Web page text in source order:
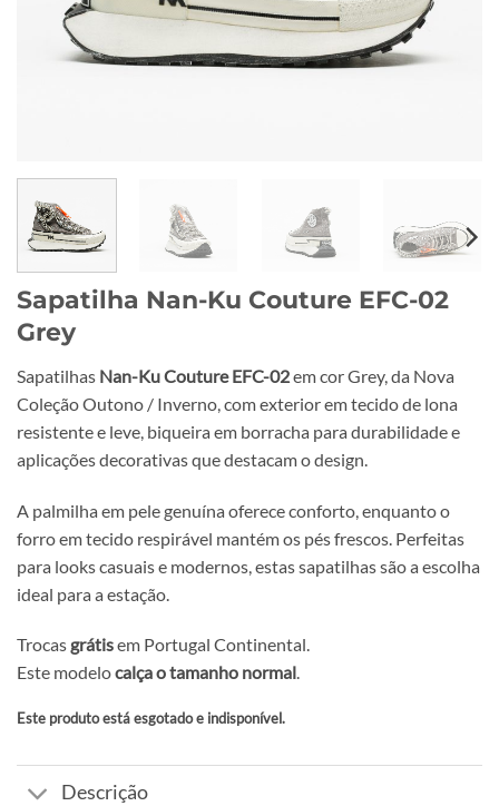
Sapatilha Nan-Ku Couture EFC-02
Grey
Sapatilhas Nan-Ku Couture EFC-02em cor Grey, da Nova
Coleção Outono / Inverno, com exterior em tecido de lona
resistente e leve, biqueira em borracha para durabilidade e
aplicações decorativas que destacam o design.
A palmilha em pele genuína oferece conforto, enquanto o
forro em tecido respirável mantém os pés frescos. Perfeitas
para looks casuais e modernos, estas sapatilhas são a escolha
ideal para a estação.
Trocas grátisem Portugal Continental.
Este modelocalça o tamanho normal.
Este produto está esgotado e indisponível.
Alternative:
Descrição